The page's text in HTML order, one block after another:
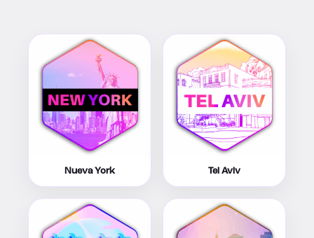
Nueva York Tel Aviv